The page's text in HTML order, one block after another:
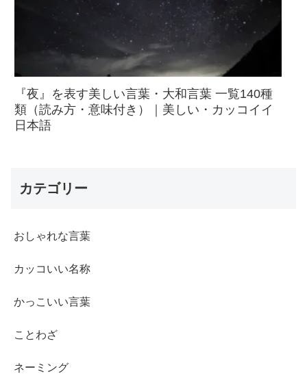
『夜』を表す美しい言葉・大和言葉 一覧140種
類（読み方・意味付き）｜美しい・カッコイイ
日本語
カテゴリー
おしゃれな言葉
カッコいい名称
かっこいい言葉
ことわざ
ネーミング